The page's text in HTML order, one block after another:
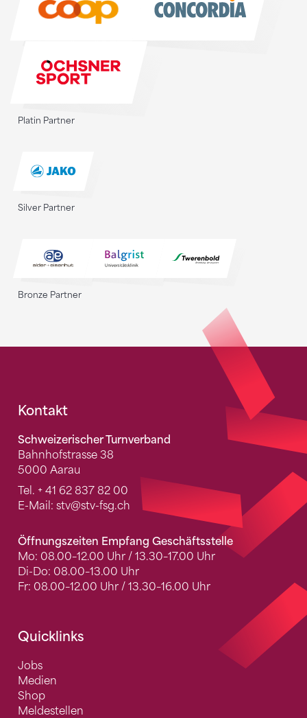
Platin Partner
Silver Partner
Bronze Partner
Fusszeile
Kontakt
Schweizerischer Turnverband
Bahnhofstrasse 38
5000 Aarau
Tel. + 41 62 837 82 00
E-Mail: stv@stv-fsg.ch
Öffnungszeiten Empfang Geschäftsstelle
Mo: 08.00–12.00 Uhr / 13.30–17.00 Uhr
Di-Do: 08.00–13.00 Uhr
Fr: 08.00–12.00 Uhr / 13.30–16.00 Uhr
Quicklinks
Jobs
Medien
Shop
Meldestellen